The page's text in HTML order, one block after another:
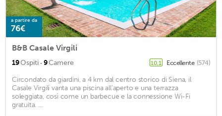
a partire da
76€
B&B Casale Virgili
19Ospiti · 9Camere 10,1 Eccellente (574)
Circondato da giardini, a 4 km dal centro storico di Siena, il
Casale Virgili vanta una piscina all'aperto e una terrazza
soleggiata, così come un barbecue e la connessione Wi-Fi
gratuita. ...